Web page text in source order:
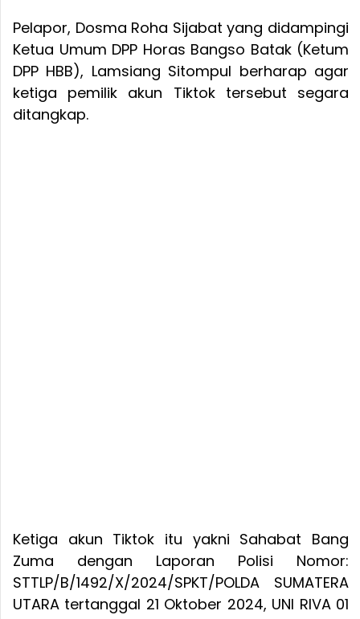
Pelapor, Dosma Roha Sijabat yang didampingi
Ketua Umum DPP Horas Bangso Batak (Ketum
DPP HBB), Lamsiang Sitompul berharap agar
ketiga pemilik akun Tiktok tersebut segara
ditangkap.
Ketiga akun Tiktok itu yakni Sahabat Bang
Zuma dengan Laporan Polisi Nomor:
STTLP/B/1492/X/2024/SPKT/POLDA SUMATERA
UTARA tertanggal 21 Oktober 2024, UNI RIVA 01